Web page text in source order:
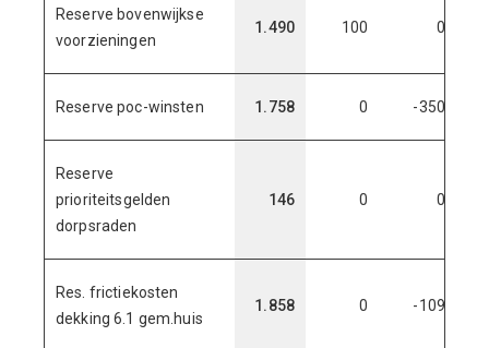
Reserve bovenwijkse
voorzieningen
1.490 100 0
Reserve poc-winsten 1.758 0 -350
Reserve
prioriteitsgelden
dorpsraden
146 0 0
Res. frictiekosten
dekking 6.1 gem.huis
1.858 0 -109